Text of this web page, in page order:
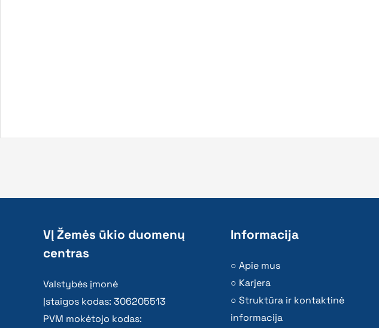
VĮ Žemės ūkio duomenų
centras
Valstybės įmonė
Įstaigos kodas: 306205513
PVM mokėtojo kodas:
Informacija
Apie mus
Karjera
Struktūra ir kontaktinė
informacija